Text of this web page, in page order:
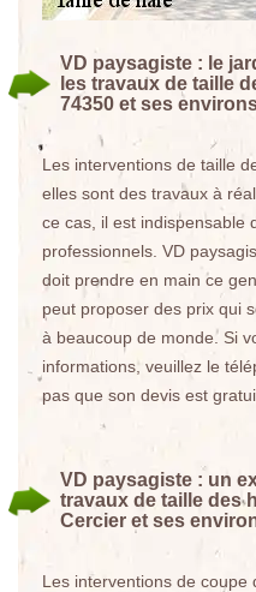
VD paysagiste : le
les travaux de taille
74350 et ses
Les interventions de taille
elles sont des travaux à
ce cas, il est indispensable
professionnels. VD
doit prendre en main ce
peut proposer des prix qui
à beaucoup de monde. Si
informations, veuillez le
pas que son devis est
VD paysagiste : un
travaux de taille des
Cercier et ses
Les interventions de coupe